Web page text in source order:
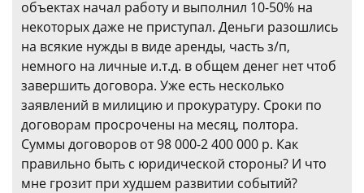
объектах начал работу и выполнил 10-50% на
некоторых даже не приступал. Деньги разошлись
на всякие нужды в виде аренды, часть з/п,
немного на личные и.т.д. в общем денег нет чтоб
завершить договора. Уже есть несколько
заявлений в милицию и прокуратуру. Сроки по
договорам просрочены на месяц, полтора.
Суммы договоров от 98 000-2 400 000 р. Как
правильно быть с юридической стороны? И что
мне грозит при худшем развитии событий?